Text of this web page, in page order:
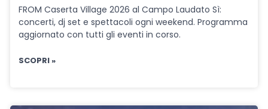
FROM Caserta Village 2026 al Campo Laudato Sì:
concerti, dj set e spettacoli ogni weekend. Programma
aggiornato con tutti gli eventi in corso.
SCOPRI »